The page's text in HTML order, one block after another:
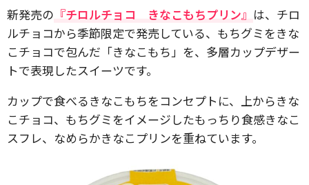
新発売の 『チロルチョコ きなこもちプリン』 は、チロ
ルチョコから季節限定で発売している、もちグミをきな
こチョコで包んだ「きなこもち」を、多層カップデザー
トで表現したスイーツです。
カップで食べるきなこもちをコンセプトに、上からきな
こチョコ、もちグミをイメージしたもっちり食感きなこ
スフレ、なめらかきなこプリンを重ねています。